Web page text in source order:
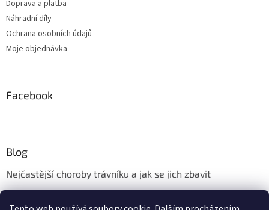
Doprava a platba
Náhradní díly
Ochrana osobních údajů
Moje objednávka
Facebook
Blog
Nejčastější choroby trávníku a jak se jich zbavit